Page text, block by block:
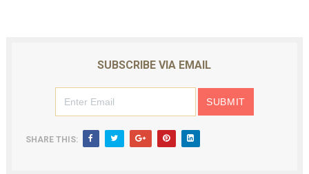
SUBSCRIBE VIA EMAIL
SHARE THIS: